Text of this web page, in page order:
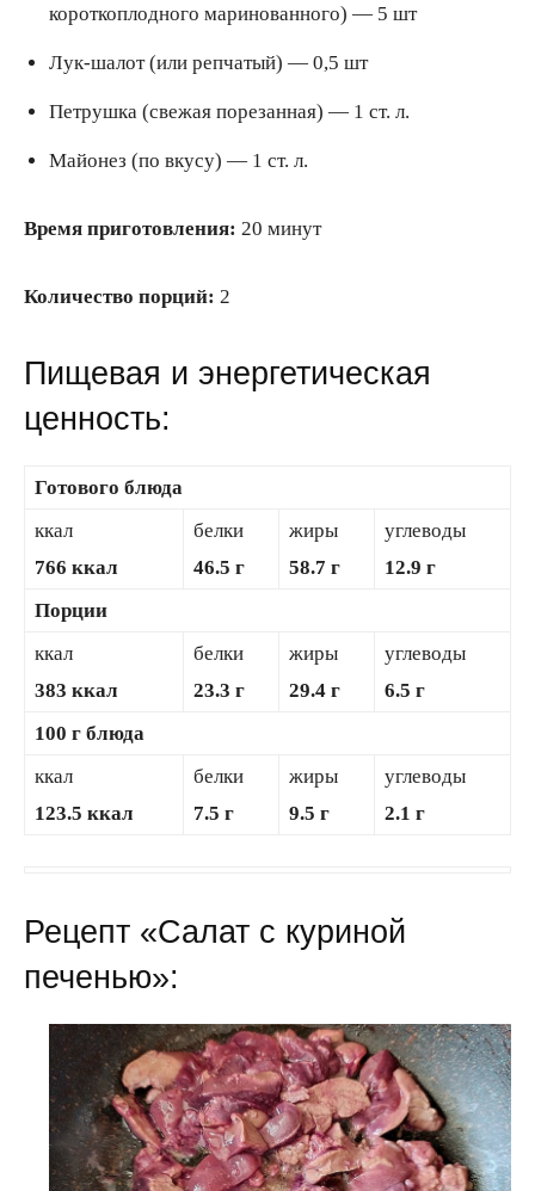
короткоплодного маринованного) — 5 шт
Лук-шалот (или репчатый) — 0,5 шт
Петрушка (свежая порезанная) — 1 ст. л.
Майонез (по вкусу) — 1 ст. л.
Время приготовления: 20 минут
Количество порций: 2
Пищевая и энергетическая
ценность:
Готового блюда
ккал
766 ккал
белки
46.5 г
жиры
58.7 г
углеводы
12.9 г
Порции
ккал
383 ккал
белки
23.3 г
жиры
29.4 г
углеводы
6.5 г
100 г блюда
ккал
123.5 ккал
белки
7.5 г
жиры
9.5 г
углеводы
2.1 г
Рецепт «Салат с куриной
печенью»: